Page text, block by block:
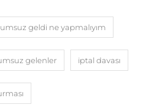
geldi ne yapmalıyım
gelenler iptal davası